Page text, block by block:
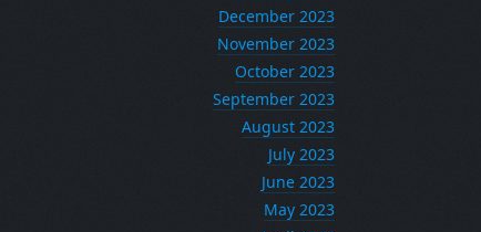
December 2023
November 2023
October 2023
September 2023
August 2023
July 2023
June 2023
May 2023